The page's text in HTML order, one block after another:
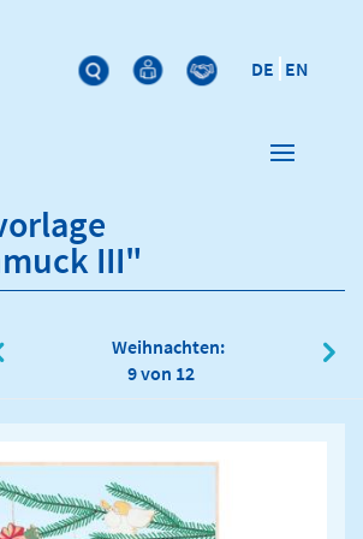
DE EN
III"
Weihnachten:
9 von 12